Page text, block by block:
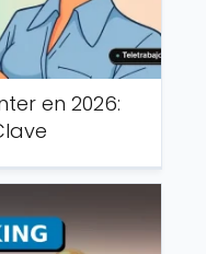
en 2026: